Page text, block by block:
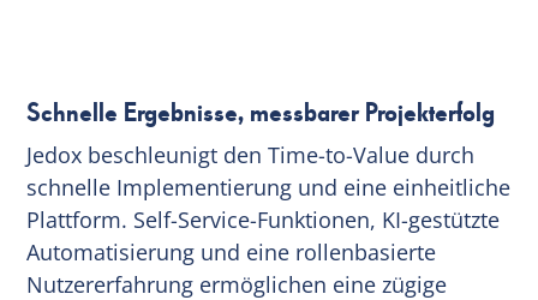
Schnelle Ergebnisse, messbarer Projekterfolg
Jedox beschleunigt den Time-to-Value durch
schnelle Implementierung und eine einheitliche
Plattform. Self-Service-Funktionen, KI-gestützte
Automatisierung und eine rollenbasierte
Nutzererfahrung ermöglichen eine zügige